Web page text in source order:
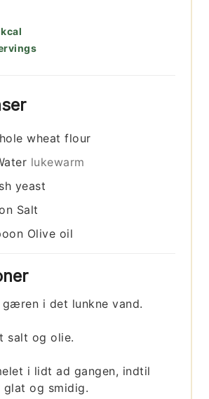
kcal
wheat flour
lukewarm
yeast
Salt
Olive oil
gæren i det lunkne vand.
salt og olie.
i lidt ad gangen, indtil
glat og smidig.